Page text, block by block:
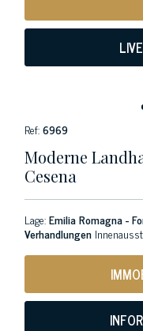
Ref:6969
Moderne
Cesena
Lage:Emilia Romagna -
Verhandlungen